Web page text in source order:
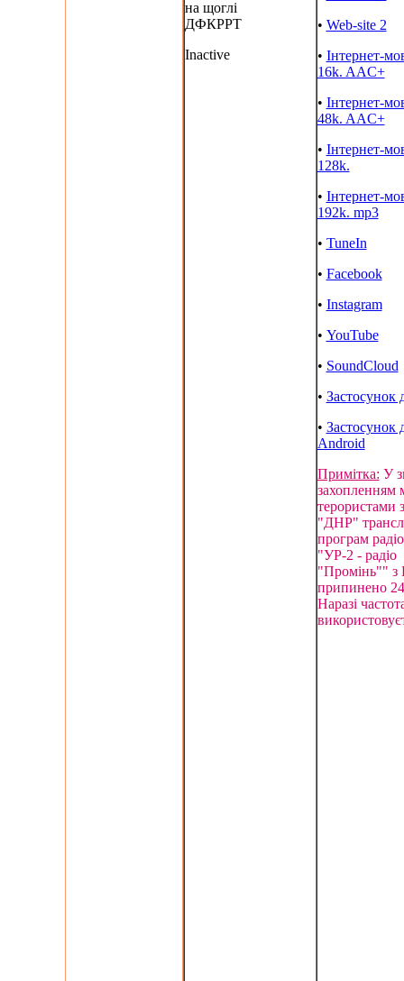
на щоглі
ДФКРРТ
Inactive
• Web-site 2
• Інтернет-
16k. AAC+
• Інтернет-
48k. AAC+
• Інтернет-
128k.
• Інтернет-
192k. mp3
• TuneIn
• Facebook
• Instagram
• YouTube
• SoundCloud
• Застосунок
• Застосунок
Android
Примітка: У
захопленням
терористами
"ДНР"
програм
"УР-2 - радіо
"Промінь"" з
припинено
Наразі